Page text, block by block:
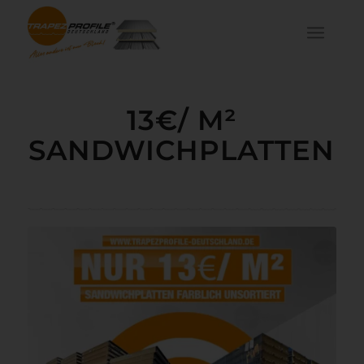
13€/ M²
SANDWICHPLATTEN